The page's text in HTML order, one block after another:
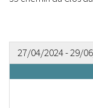
27/04/2024 - 29/